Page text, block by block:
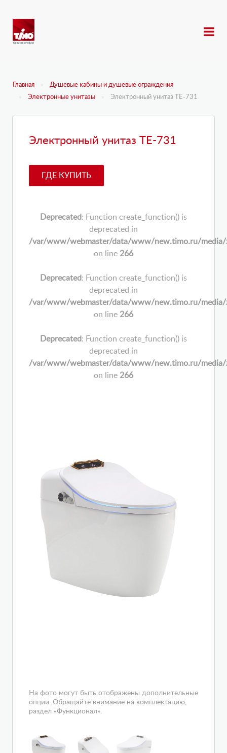
Главная
Душевые кабины и душевые ограждения
Электронные унитазы
Электронный унитаз TE-731
Электронный унитаз TE-731
ГДЕ КУПИТЬ
Deprecated: Function create_function() is
deprecated in
/var/www/webmaster/data/www/new.timo.ru/media/
on line 266
Deprecated: Function create_function() is
deprecated in
/var/www/webmaster/data/www/new.timo.ru/media/
on line 266
Deprecated: Function create_function() is
deprecated in
/var/www/webmaster/data/www/new.timo.ru/media/
on line 266
На фото могут быть отображены дополнительные
опции. Обращайте внимание на комплектацию,
раздел «Функционал».